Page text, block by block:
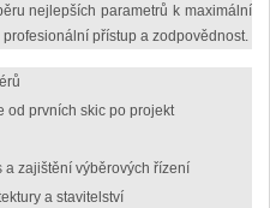
nejlepších parametrů k maximální
přístup a zodpovědnost.
od prvních skic po projekt
zajištění výběrových řízení
a stavitelství